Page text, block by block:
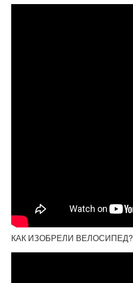
КАК ИЗОБРЕЛИ ВЕЛОСИПЕД?